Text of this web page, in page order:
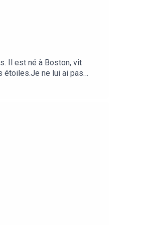
Il est né à Boston, vit
étoiles.Je ne lui ai pas
quotidien.Ce que “chez
épisode qui rappelle que
Amazon Music. Cet